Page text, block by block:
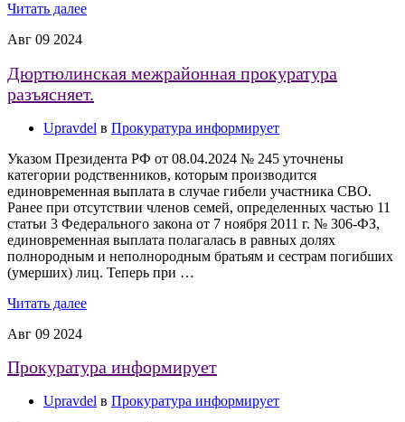
Читать далее
Авг 09 2024
Дюртюлинская межрайонная прокуратура
разъясняет.
Upravdel в Прокуратура информирует
Указом Президента РФ от 08.04.2024 № 245 уточнены
категории родственников, которым производится
единовременная выплата в случае гибели участника СВО.
Ранее при отсутствии членов семей, определенных частью 11
статьи 3 Федерального закона от 7 ноября 2011 г. № 306-ФЗ,
единовременная выплата полагалась в равных долях
полнородным и неполнородным братьям и сестрам погибших
(умерших) лиц. Теперь при …
Читать далее
Авг 09 2024
Прокуратура информирует
Upravdel в Прокуратура информирует